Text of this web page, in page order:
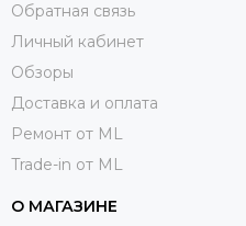
Обратная связь
Личный кабинет
Обзоры
Доставка и оплата
Ремонт от ML
Trade-in от ML
О МАГАЗИНЕ